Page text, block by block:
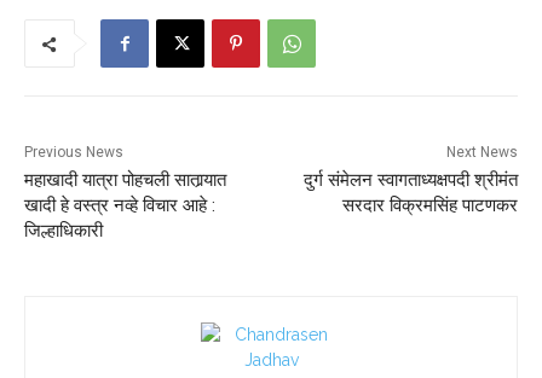
Previous News
महाखादी यात्रा पोहचली सातार्‍यात
खादी हे वस्त्र नव्हे विचार आहे :
जिल्हाधिकारी
Next News
दुर्ग संमेलन स्वागताध्यक्षपदी श्रीमंत
सरदार विक्रमसिंह पाटणकर